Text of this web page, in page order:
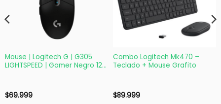
Mouse | Logitech G | G305
LIGHTSPEED | Gamer Negro 12K
$69.999
Combo Logitech Mk470 –
Teclado + Mouse Grafito
$89.999